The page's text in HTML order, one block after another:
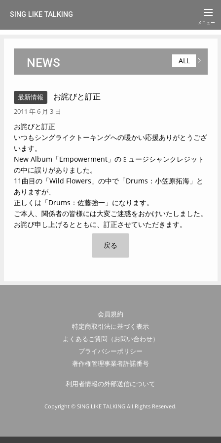
SING LIKE TALKING
NEWS ALL
最新情報 お詫びと訂正
2011 年 6 月 3 日
お詫びと訂正
いつもシングライクトーキングへの暖かい応援ありがとうござ
います。
New Album「Empowerment」のミュージシャンクレジット
の中に誤りがありました。
11曲目の「Wild Flowers」の中で「Drums：小笠原拓海」と
ありますが、
正しくは「Drums：佐藤強一」になります。
ご本人、関係者の皆様には大変ご迷惑をおかけいたしました。
お詫び申し上げるとともに、訂正させていただきます。
戻る
会員規約
特定商取引法に基づく表示
よくあるご質問（お問い合わせ）
プライバシーポリシー
著作権管理事業者許諾番号
利用者情報の外部送信について
Copyright © SING LIKE TALKING All Rights Reserved.